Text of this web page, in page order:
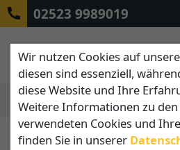
02523 9989019
Wir nutzen Cookies auf
diesen sind essenziell,
diese Website und Ihre
Weitere Informationen zu
verwendeten Cookies und
finden Sie in unserer